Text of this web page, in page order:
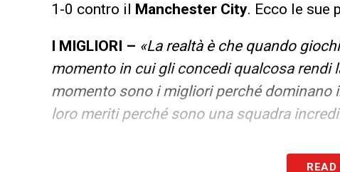
1-0 contro il
Manchester City. Ecco le sue
I MIGLIORI – «La realtà è che quando
momento in cui gli concedi qualcosa rendi
momento sono i migliori perché
loro meriti perché sono una squadra
LA PLAYLIST DELLE NOSTRE TOP NEWS
READ